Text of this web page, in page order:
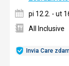
Invia Care
pi 12.2. - ut
All Inclusive